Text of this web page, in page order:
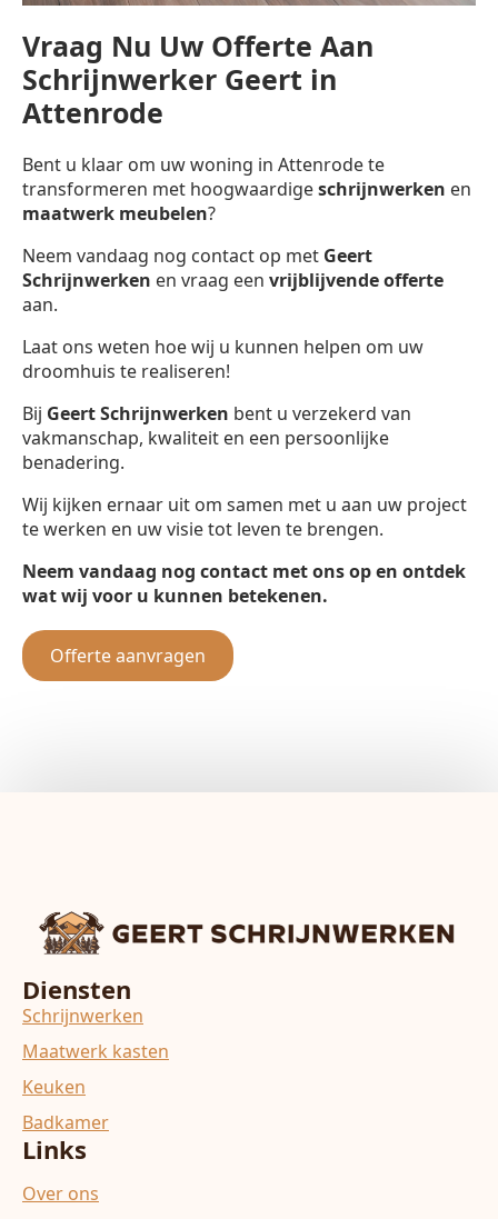
Vraag Nu Uw Offerte Aan
Schrijnwerker Geert in
Attenrode
Bent u klaar om uw woning in Attenrode te
transformeren met hoogwaardigeschrijnwerken en
maatwerk meubelen?
Neem vandaag nog contact op met Geert
Schrijnwerken en vraag een vrijblijvende offerte
aan.
Laat ons weten hoe wij u kunnen helpen om uw
droomhuis te realiseren!
Bij Geert Schrijnwerken bent u verzekerd van
vakmanschap, kwaliteit en een persoonlijke
benadering.
Wij kijken ernaar uit om samen met u aan uw project
te werken en uw visie tot leven te brengen.
Neem vandaag nog contact met ons op en ontdek
wat wij voor u kunnen betekenen.
Offerte aanvragen
Diensten
Schrijnwerken
Maatwerk kasten
Keuken
Badkamer
Links
Over ons